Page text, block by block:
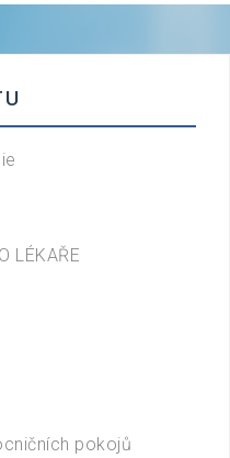
LÉKAŘE
pokojů